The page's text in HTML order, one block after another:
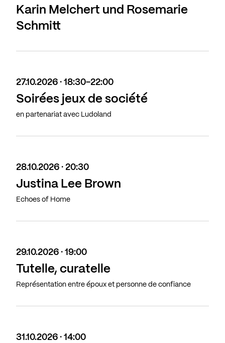
Karin Melchert und Rosemarie
Schmitt
27.10.2026 · 18:30-22:00
Soirées jeux de société
en partenariat avec Ludoland
28.10.2026 · 20:30
Justina Lee Brown
Echoes of Home
29.10.2026 · 19:00
Tutelle, curatelle
Représentation entre époux et personne de confiance
31.10.2026 · 14:00